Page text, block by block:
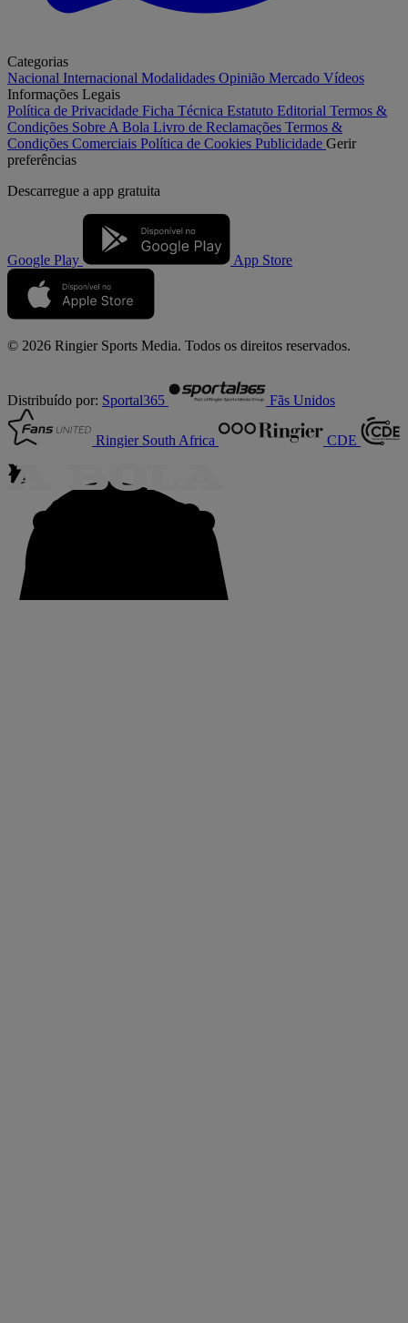
Categorias
Nacional Internacional Modalidades Opinião Mercado Vídeos
Informações Legais
Política de Privacidade Ficha Técnica Estatuto Editorial Termos &
Condições Sobre A Bola Livro de Reclamações Termos &
Condições Comerciais Política de Cookies Publicidade Gerir
preferências
Descarregue a app gratuita
Google Play App Store
© 2026 Ringier Sports Media. Todos os direitos reservados.
Distribuído por: Sportal365 Fãs Unidos
Ringier South Africa CDE